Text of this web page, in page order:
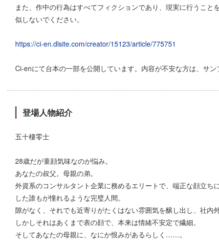
また、作中の行為はすべてフィクションであり、現実に行うこ
似しないでください。
https://ci-en.dlsite.com/creator/15123/article/775751
Ci-enにて台本の一部を公開しています。内容が不安な方は、サ
登場人物紹介
五十棲零士
28歳だが童顔気味なのが悩み。
あなたの叔父。母親の弟。
外資系のコンサルタント企業に務めるエリートで、端正な顔立ち
した誰もが憧れるような完璧人間。
隙がなく、それでも近寄りがたくはない雰囲気を醸し出し、社内
しかしそれはあくまで表の顔で、本来は情緒不安定で繊細。
そしてあなたの母親に、なにか恨みがあるらしく……。